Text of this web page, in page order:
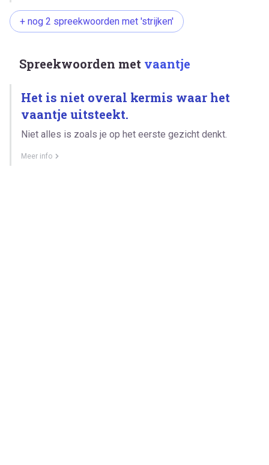
+ nog 2 spreekwoorden met 'strijken'
Spreekwoorden met vaantje
Het is niet overal kermis waar het
vaantje uitsteekt.
Niet alles is zoals je op het eerste gezicht denkt.
Meer info